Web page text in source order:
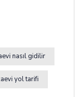
nasıl gidilir
yol tarifi